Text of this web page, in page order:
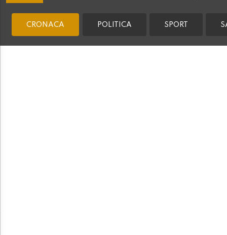
CRONACA POLITICA SPORT